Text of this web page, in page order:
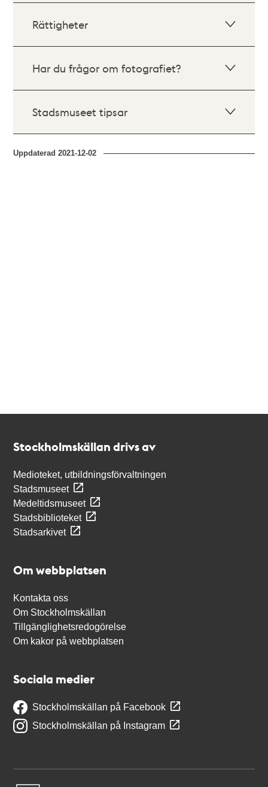
Rättigheter
Har du frågor om fotografiet?
Stadsmuseet tipsar
Uppdaterad2021-12-02
Stockholmskällan drivs av
Medioteket, utbildningsförvaltningen
Stadsmuseet
Medeltidsmuseet
Stadsbiblioteket
Stadsarkivet
Om webbplatsen
Kontakta oss
Om Stockholmskällan
Tillgänglighetsredogörelse
Om kakor på webbplatsen
Sociala medier
Stockholmskällan på Facebook
Stockholmskällan på Instagram